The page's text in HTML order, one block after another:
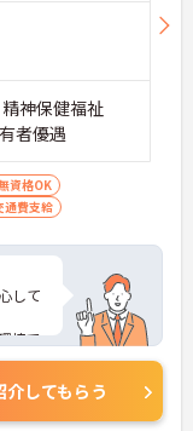
神保健福祉
者優遇
資格OK
通費支給
して
境で
に
ださ
介してもらう